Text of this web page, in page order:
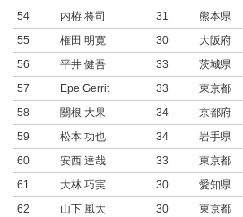
54
内栫 将司 31 熊本県
55
権田 明寛 30 大阪府
56
平井 健吾 33 茨城県
57
Epe Gerrit 33 東京都
58
關根 大果 34 京都府
59
松本 功也 34 岩手県
60
安西 達哉 33 東京都
61
大林 巧実 30 愛知県
62
山下 風太 30 東京都